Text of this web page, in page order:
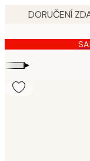
content.
▸